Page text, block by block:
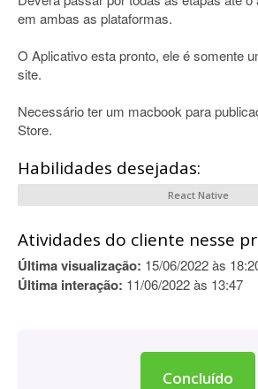
em ambas as plataformas.
O Aplicativo esta pronto, ele é somente
site.
Necessário ter um macbook para
Store.
Habilidades desejadas:
React Native
Atividades do cliente nesse
Última visualização: 15/06/2022 às
Última interação: 11/06/2022 às 13:47
Concluído